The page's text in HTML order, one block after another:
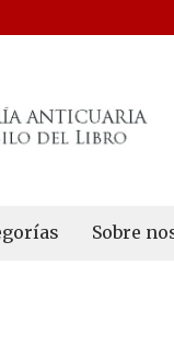
Sobre